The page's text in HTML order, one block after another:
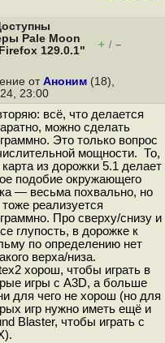
Pale Moon
129.0.1"
+ / –
от Аноним (18),
23:00
всё, что делается
можно сделать
Это только вопрос
мощности. То,
карта из дорожки 5.1 делает
подобие окружающего
— весьма похвально, но
тоже реализуется
Про сверху/снизу и
глупость, в дорожке к
по определению нет
верха/низа.
хорош, чтобы играть в
игры с A3D, а больше
для чего не хорош (но для
игр нужно иметь ещё и
Blaster, чтобы играть с